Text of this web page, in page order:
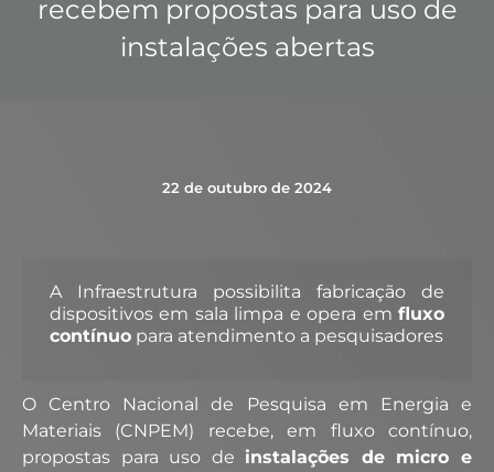
recebem propostas para uso de
instalações abertas
22 de outubro de 2024
A Infraestrutura possibilita fabricação de
dispositivos em sala limpa e opera em fluxo
contínuo para atendimento a pesquisadores
O Centro Nacional de Pesquisa em Energia e
Materiais (CNPEM) recebe, em fluxo contínuo,
propostas para uso de instalações de micro e